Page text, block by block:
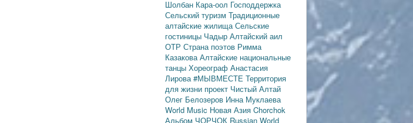
Шолбан Кара-оол Господдержка
Сельский туризм Традиционные
алтайские жилищаСельские
гостиницы Чадыр Алтайский аил
ОТР Страна поэтов Римма
КазаковаАлтайские национальные
танцы Хореограф Анастасия
Лирова#МЫВМЕСТЕ Территория
для жизни проект Чистый Алтай
Олег Белозеров Инна Муклаева
World Music Новая Азия Chorchok
Альбом ЧОРЧОК Russian World